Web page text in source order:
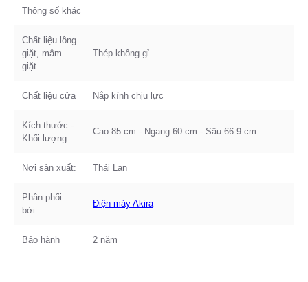
Thông số khác
Chất liệu lồng
giặt, mâm
giặt
Thép không gỉ
Chất liệu cửa Nắp kính chịu lực
Kích thước -
Khối lượng
Cao 85 cm - Ngang 60 cm - Sâu 66.9 cm
Nơi sản xuất: Thái Lan
Phân phối
bởi
Điện máy Akira
Bảo hành 2 năm